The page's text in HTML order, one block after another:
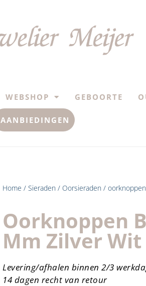
WEBSHOP GEBOORTE
AANBIEDINGEN
Home / Sieraden / Oorsieraden /
Oorknoppen
Mm Zilver Wit
Levering/afhalen binnen 2/3
14 dagen recht van retour